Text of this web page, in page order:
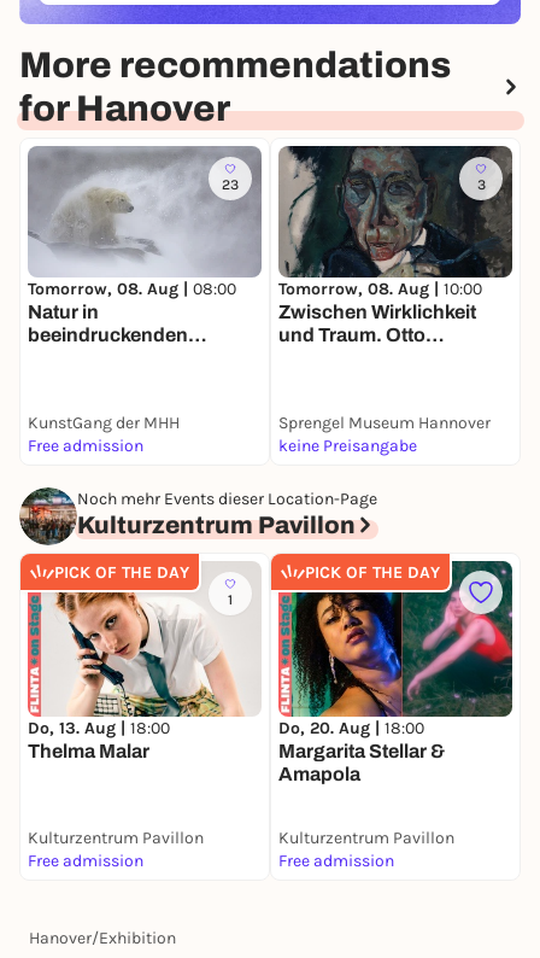
More recommendations
for Hanover
23
Tomorrow, 08. Aug | 08:00
Natur in
beeindruckenden
Naturfotograf des Jahres
2024“ im KunstGang der
KunstGang der MHH
Free admission
3
Tomorrow, 08. Aug | 10:00
Zwischen Wirklichkeit
und Traum. Otto
Sprengel Museum Hannover
keine Preisangabe
Noch mehr Events dieser Location-Page
Kulturzentrum Pavillon
PICK OF THE DAY
1
Do, 13. Aug | 18:00
Thelma Malar
Kulturzentrum Pavillon
Free admission
PICK OF THE DAY
Do, 20. Aug | 18:00
Margarita Stellar &
Amapola
Kulturzentrum Pavillon
Free admission
Hanover/Exhibition